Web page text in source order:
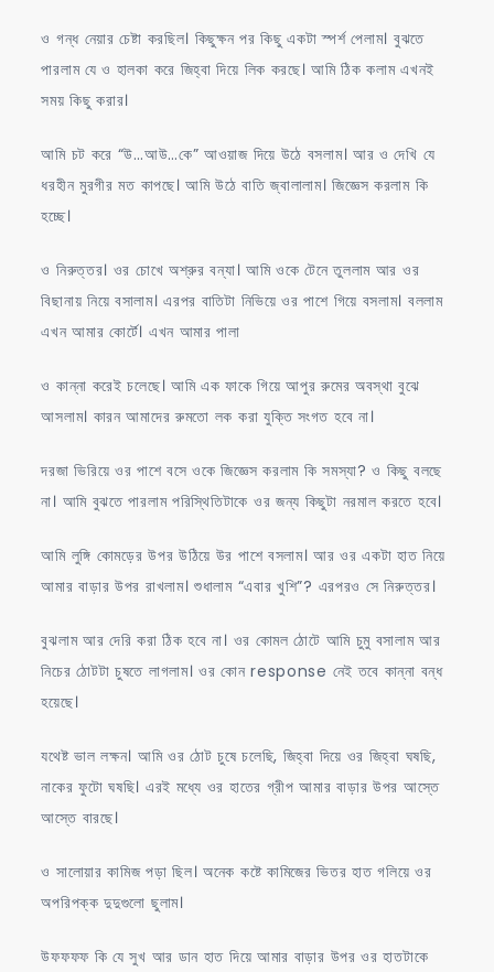
ও গন্ধ নেয়ার চেষ্টা করছিল। কিছুক্ষন পর কিছু একটা স্পর্শ পেলাম। বুঝতে
পারলাম যে ও হালকা করে জিহ্বা দিয়ে লিক করছে। আমি ঠিক কলাম এখনই
সময় কিছু করার।
আমি চট করে “উ…আউ…কে” আওয়াজ দিয়ে উঠে বসলাম। আর ও দেখি যে
ধরহীন মুরগীর মত কাপছে। আমি উঠে বাতি জ্বালালাম। জিজ্ঞেস করলাম কি
হচ্ছে।
ও নিরুত্তর। ওর চোখে অশ্রুর বন্যা। আমি ওকে টেনে তুললাম আর ওর
বিছানায় নিয়ে বসালাম। এরপর বাতিটা নিভিয়ে ওর পাশে গিয়ে বসলাম। বললাম
এখন আমার কোর্টে। এখন আমার পালা
ও কান্না করেই চলেছে। আমি এক ফাকে গিয়ে আপুর রুমের অবস্থা বুঝে
আসলাম। কারন আমাদের রুমতো লক করা যুক্তি সংগত হবে না।
দরজা ভিরিয়ে ওর পাশে বসে ওকে জিজ্ঞেস করলাম কি সমস্যা? ও কিছু বলছে
না। আমি বুঝতে পারলাম পরিস্থিতিটাকে ওর জন্য কিছুটা নরমাল করতে হবে।
আমি লুঙ্গি কোমড়ের উপর উঠিয়ে উর পাশে বসলাম। আর ওর একটা হাত নিয়ে
আমার বাড়ার উপর রাখলাম। শুধালাম “এবার খুশি”? এরপরও সে নিরুত্তর।
বুঝলাম আর দেরি করা ঠিক হবে না। ওর কোমল ঠোটে আমি চুমু বসালাম আর
নিচের ঠোটটা চুষতে লাগলাম। ওর কোন response নেই তবে কান্না বন্ধ
হয়েছে।
যথেষ্ট ভাল লক্ষন। আমি ওর ঠোট চুষে চলেছি, জিহ্বা দিয়ে ওর জিহ্বা ঘষছি,
নাকের ফুটো ঘষছি। এরই মধ্যে ওর হাতের গ্রীপ আমার বাড়ার উপর আস্তে
আস্তে বারছে।
ও সালোয়ার কামিজ পড়া ছিল। অনেক কষ্টে কামিজের ভিতর হাত গলিয়ে ওর
অপরিপক্ক দুদুগুলো ছুলাম।
উফফফফ কি যে সুখ আর ডান হাত দিয়ে আমার বাড়ার উপর ওর হাতটাকে